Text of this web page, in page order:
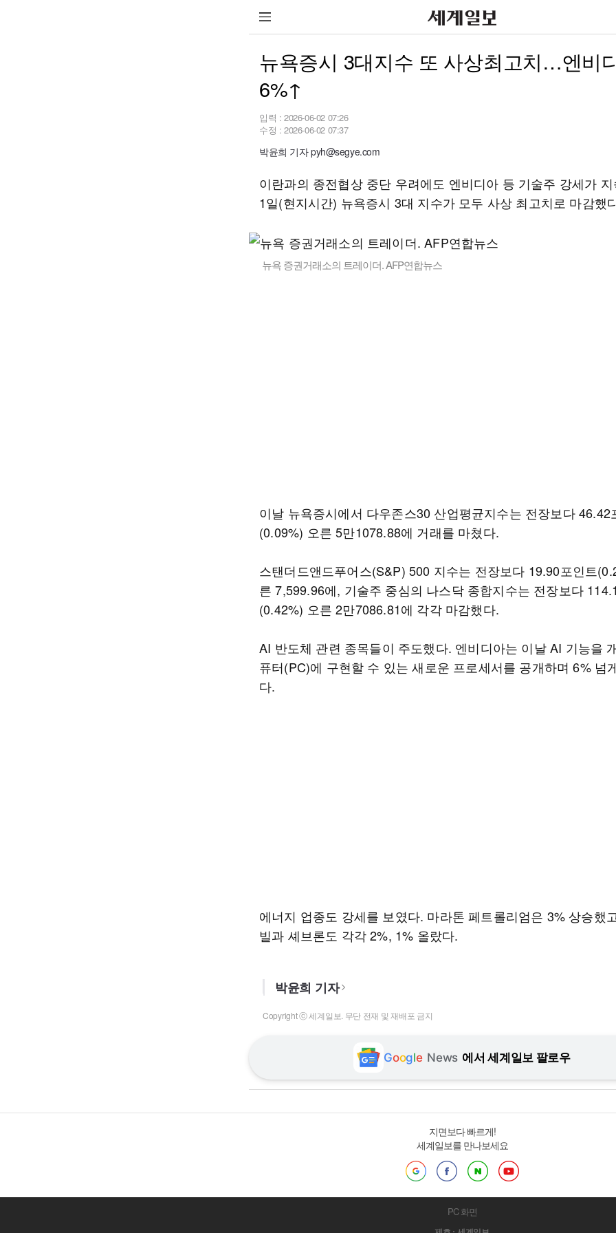
뉴욕증시 3대지수 또 사상최고치…엔비
6%↑
입력 : 2026-06-02 07:26
수정 : 2026-06-02 07:37
박윤희 기자 pyh@segye.com
이란과의 종전협상 중단 우려에도 엔비디아 등 기술주 강세가 지
1일(현지시간) 뉴욕증시 3대 지수가 모두 사상 최고치로 마감했
뉴욕 증권거래소의 트레이더. AFP연합뉴스
이날 뉴욕증시에서 다우존스30 산업평균지수는 전장보다 46.42
(0.09%) 오른 5만1078.88에 거래를 마쳤다.
스탠더드앤드푸어스(S&P) 500 지수는 전장보다 19.90포인트
른 7,599.96에, 기술주 중심의 나스닥 종합지수는 전장보다
(0.42%) 오른 2만7086.81에 각각 마감했다.
AI 반도체 관련 종목들이 주도했다. 엔비디아는 이날 AI 기능을
퓨터(PC)에 구현할 수 있는 새로운 프로세서를 공개하며 6% 넘
다.
에너지 업종도 강세를 보였다. 마라톤 페트롤리엄은 3% 상승했
빌과 셰브론도 각각 2%, 1% 올랐다.
박윤희 기자
Copyright ⓒ 세계일보. 무단 전재 및 재배포 금지
Google News 에서 세계일보 팔로우
지면보다 빠르게!
세계일보를 만나보세요
PC 화면